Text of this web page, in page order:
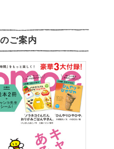
ご案内